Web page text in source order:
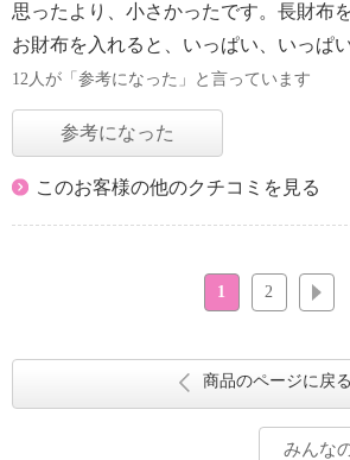
思ったより、小さかったです。長財布
お財布を入れると、いっぱい、いっぱ
12人が「参考になった」と言っています
参考になった
このお客様の他のクチコミを見る
1 2
商品のページに戻る
みんな